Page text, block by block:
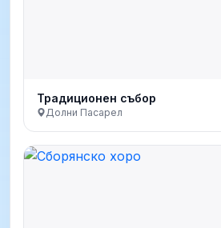
Традиционен събор
Долни Пасарел